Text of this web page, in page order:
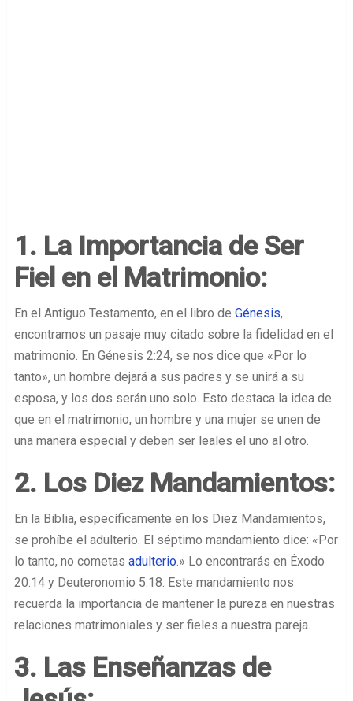
1. La Importancia de Ser
Fiel en el Matrimonio:
En el Antiguo Testamento, en el libro de Génesis,
encontramos un pasaje muy citado sobre la fidelidad en el
matrimonio. En Génesis 2:24, se nos dice que «Por lo
tanto», un hombre dejará a sus padres y se unirá a su
esposa, y los dos serán uno solo. Esto destaca la idea de
que en el matrimonio, un hombre y una mujer se unen de
una manera especial y deben ser leales el uno al otro.
2. Los Diez Mandamientos:
En la Biblia, específicamente en los Diez Mandamientos,
se prohíbe el adulterio. El séptimo mandamiento dice: «Por
lo tanto, no cometas adulterio.» Lo encontrarás en Éxodo
20:14 y Deuteronomio 5:18. Este mandamiento nos
recuerda la importancia de mantener la pureza en nuestras
relaciones matrimoniales y ser fieles a nuestra pareja.
3. Las Enseñanzas de